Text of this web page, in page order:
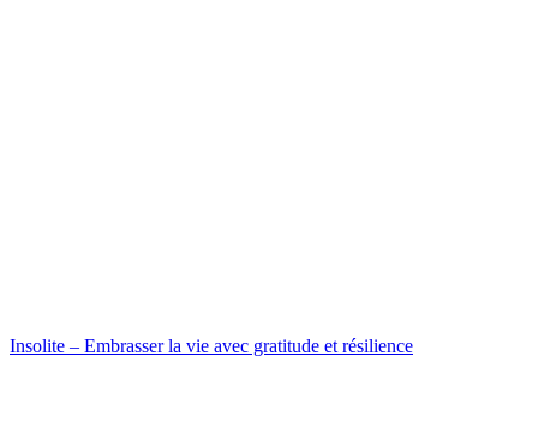
Insolite – Embrasser la vie avec gratitude et résilience